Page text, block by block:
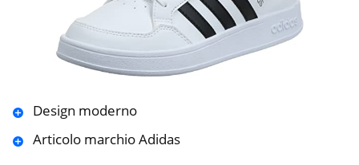
Design moderno
Articolo marchio Adidas